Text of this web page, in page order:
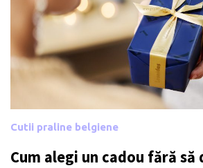
Cutii praline belgiene
Cum alegi un cadou fără să